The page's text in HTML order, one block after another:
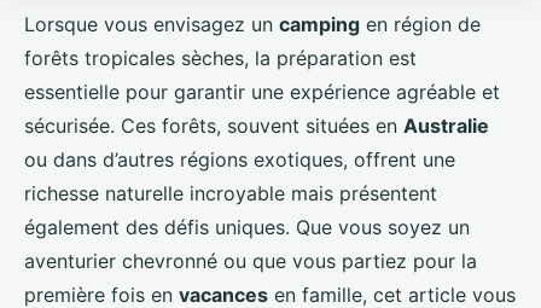
Lorsque vous envisagez un camping en région de
forêts tropicales sèches, la préparation est
essentielle pour garantir une expérience agréable et
sécurisée. Ces forêts, souvent situées en Australie
ou dans d’autres régions exotiques, offrent une
richesse naturelle incroyable mais présentent
également des défis uniques. Que vous soyez un
aventurier chevronné ou que vous partiez pour la
première fois en vacances en famille, cet article vous